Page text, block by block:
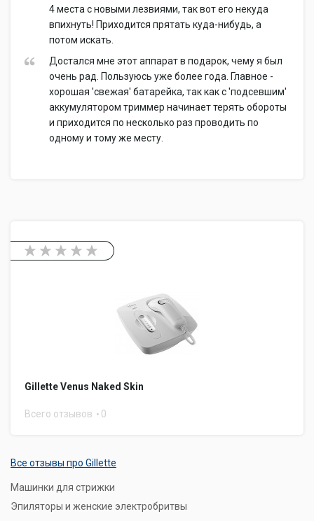
4 места с новыми лезвиями, так вот его некуда
впихнуть! Приходится прятать куда-нибудь, а
потом искать.
Достался мне этот аппарат в подарок, чему я был
очень рад. Пользуюсь уже более года. Главное -
хорошая 'свежая' батарейка, так как с 'подсевшим'
аккумулятором триммер начинает терять обороты
и приходится по несколько раз проводить по
одному и тому же месту.
Gillette Venus Naked Skin
Всего отзывов 0
Все отзывы про Gillette
Машинки для стрижки
Эпиляторы и женские электробритвы